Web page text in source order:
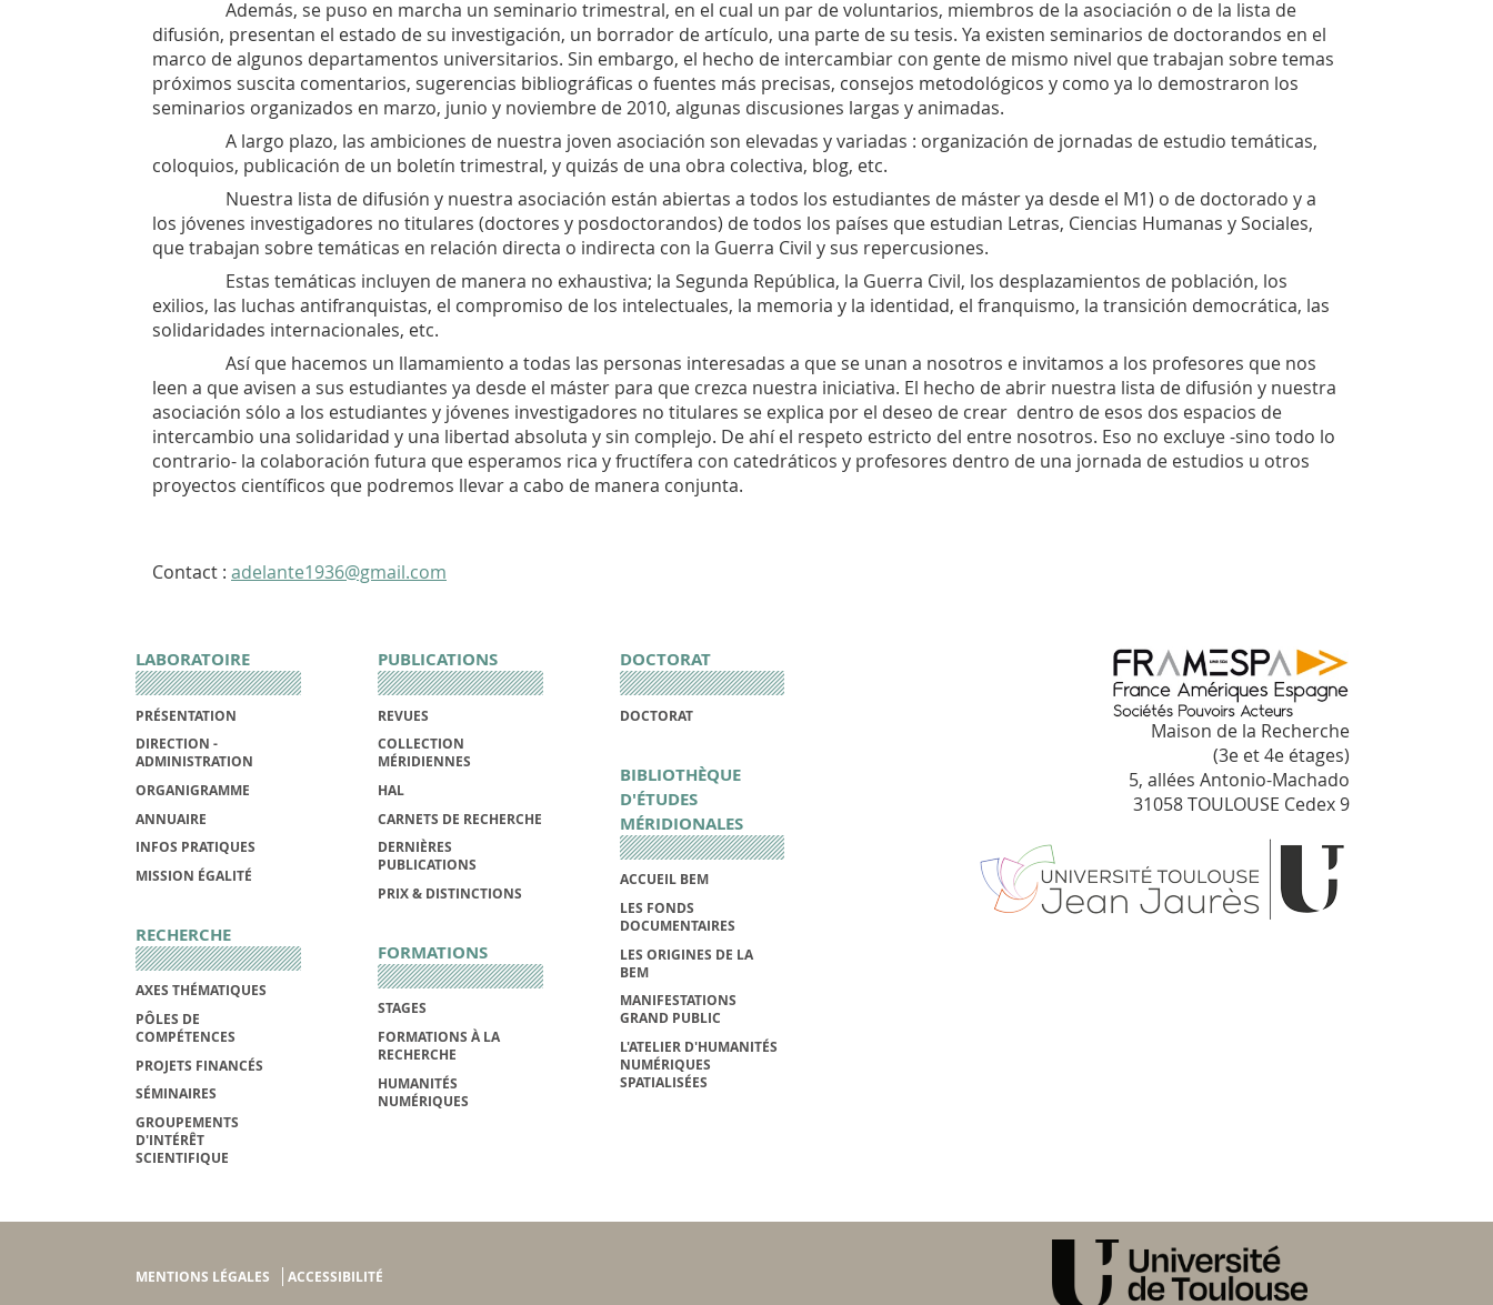
Además, se puso en marcha un seminario trimestral, en el cual un par de voluntarios, miembros de la asociación o de la lista de
difusión, presentan el estado de su investigación, un borrador de artículo, una parte de su tesis. Ya existen seminarios de doctorandos en el
marco de algunos departamentos universitarios. Sin embargo, el hecho de intercambiar con gente de mismo nivel que trabajan sobre temas
próximos suscita comentarios, sugerencias bibliográficas o fuentes más precisas, consejos metodológicos y como ya lo demostraron los
seminarios organizados en marzo, junio y noviembre de 2010, algunas discusiones largas y animadas.
A largo plazo, las ambiciones de nuestra joven asociación son elevadas y variadas : organización de jornadas de estudio temáticas,
coloquios, publicación de un boletín trimestral, y quizás de una obra colectiva, blog, etc.
Nuestra lista de difusión y nuestra asociación están abiertas a todos los estudiantes de máster ya desde el M1) o de doctorado y a
los jóvenes investigadores no titulares (doctores y posdoctorandos) de todos los países que estudian Letras, Ciencias Humanas y Sociales,
que trabajan sobre temáticas en relación directa o indirecta con la Guerra Civil y sus repercusiones.
Estas temáticas incluyen de manera no exhaustiva; la Segunda República, la Guerra Civil, los desplazamientos de población, los
exilios, las luchas antifranquistas, el compromiso de los intelectuales, la memoria y la identidad, el franquismo, la transición democrática, las
solidaridades internacionales, etc.
Así que hacemos un llamamiento a todas las personas interesadas a que se unan a nosotros e invitamos a los profesores que nos
leen a que avisen a sus estudiantes ya desde el máster para que crezca nuestra iniciativa. El hecho de abrir nuestra lista de difusión y nuestra
asociación sólo a los estudiantes y jóvenes investigadores no titulares se explica por el deseo de crear dentro de esos dos espacios de
intercambio una solidaridad y una libertad absoluta y sin complejo. De ahí el respeto estricto del entre nosotros. Eso no excluye -sino todo lo
contrario- la colaboración futura que esperamos rica y fructífera con catedráticos y profesores dentro de una jornada de estudios u otros
proyectos científicos que podremos llevar a cabo de manera conjunta.
Contact : adelante1936@gmail.com
LABORATOIRE
PRÉSENTATION
DIRECTION -
ADMINISTRATION
ORGANIGRAMME
ANNUAIRE
INFOS PRATIQUES
MISSION ÉGALITÉ
RECHERCHE
AXES THÉMATIQUES
PÔLES DE
COMPÉTENCES
PROJETS FINANCÉS
SÉMINAIRES
GROUPEMENTS
D'INTÉRÊT
SCIENTIFIQUE
PUBLICATIONS
REVUES
COLLECTION
MÉRIDIENNES
HAL
CARNETS DE RECHERCHE
DERNIÈRES
PUBLICATIONS
PRIX & DISTINCTIONS
FORMATIONS
STAGES
FORMATIONS À LA
RECHERCHE
HUMANITÉS
NUMÉRIQUES
DOCTORAT
DOCTORAT
BIBLIOTHÈQUE
D'ÉTUDES
MÉRIDIONALES
ACCUEIL BEM
LES FONDS
DOCUMENTAIRES
LES ORIGINES DE LA
BEM
MANIFESTATIONS
GRAND PUBLIC
L'ATELIER D'HUMANITÉS
NUMÉRIQUES
SPATIALISÉES
Maison de la Recherche
(3e et 4e étages)
5, allées Antonio-Machado
31058 TOULOUSE Cedex 9
MENTIONS LÉGALES ACCESSIBILITÉ